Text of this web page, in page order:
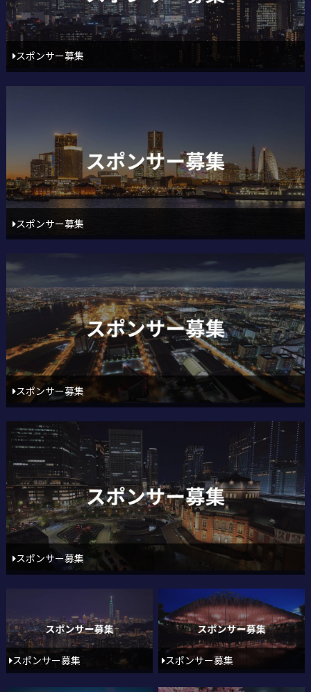
スポンサー募集
スポンサー募集
スポンサー募集
スポンサー募集
スポンサー募集 スポンサー募集